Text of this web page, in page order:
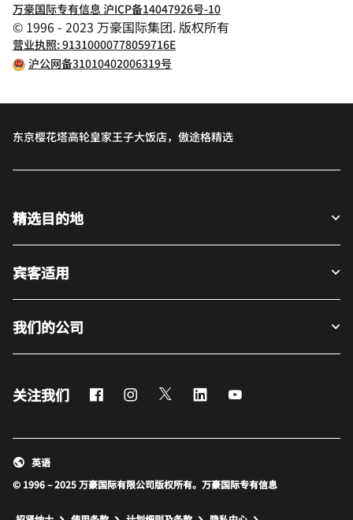
万豪国际专有信息 沪ICP备14047926号-10
© 1996 - 2023 万豪国际集团. 版权所有
营业执照: 91310000778059716E
沪公网备31010402006319号
东京樱花塔高轮皇家王子大饭店，傲途格精选
精选目的地
宾客适用
我们的公司
关注我们 FacebookInstagram
Twitter LinkedIn
© 1996 – 2025 万豪国际有限公司版权所有。万豪国际专有信息
英语